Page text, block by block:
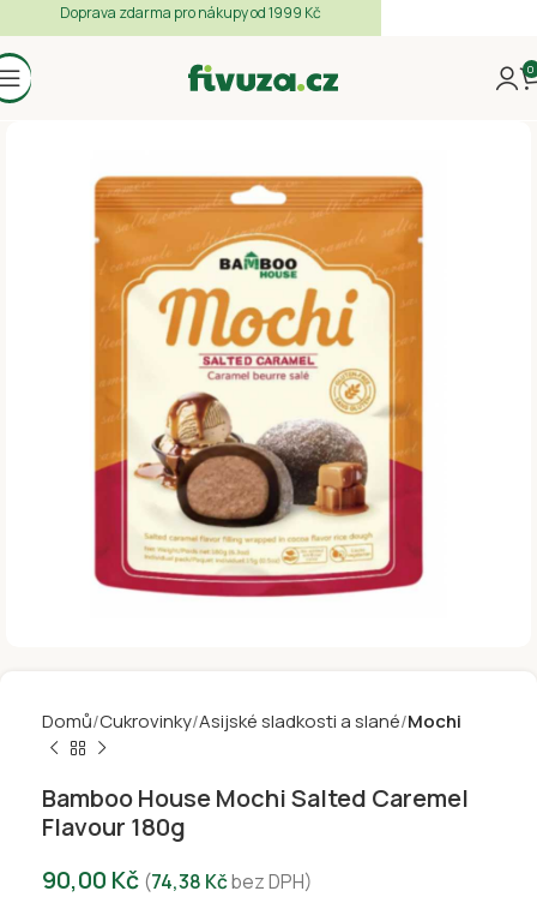
0
Domů Cukrovinky Asijské sladkosti a slané Mochi
Bamboo House Mochi Salted Caremel
Flavour 180g
90,00 Kč (74,38 Kčbez DPH)
Doprava zdarma pro nákupy od 1999 Kč